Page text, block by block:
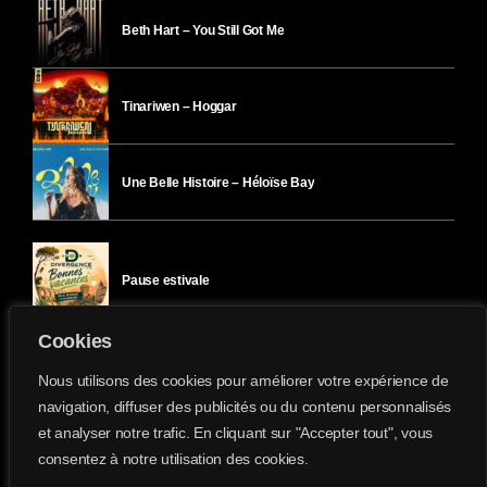
Cookies
Nous utilisons des cookies pour améliorer votre expérience de
navigation, diffuser des publicités ou du contenu personnalisés
et analyser notre trafic. En cliquant sur "Accepter tout", vous
consentez à notre utilisation des cookies.
Beth Hart – You Still Got Me
Tinariwen – Hoggar
Une Belle Histoire – Héloïse Bay
Pause estivale
Ici l’Ombre – mardi 28 juillet